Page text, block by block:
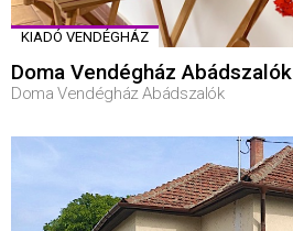
KIADÓ VENDÉGHÁZ
Doma Vendégház Abádszalók
Doma Vendégház Abádszalók